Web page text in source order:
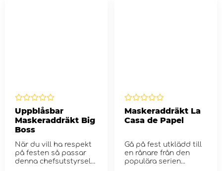
Uppblåsbar
Maskeraddräkt Big
Boss
När du vill ha respekt
på festen så passar
denna chefsutstyrsel
Maskeraddräkt La
Casa de Papel
Gå på fest utklädd till
en rånare från den
populära serien...